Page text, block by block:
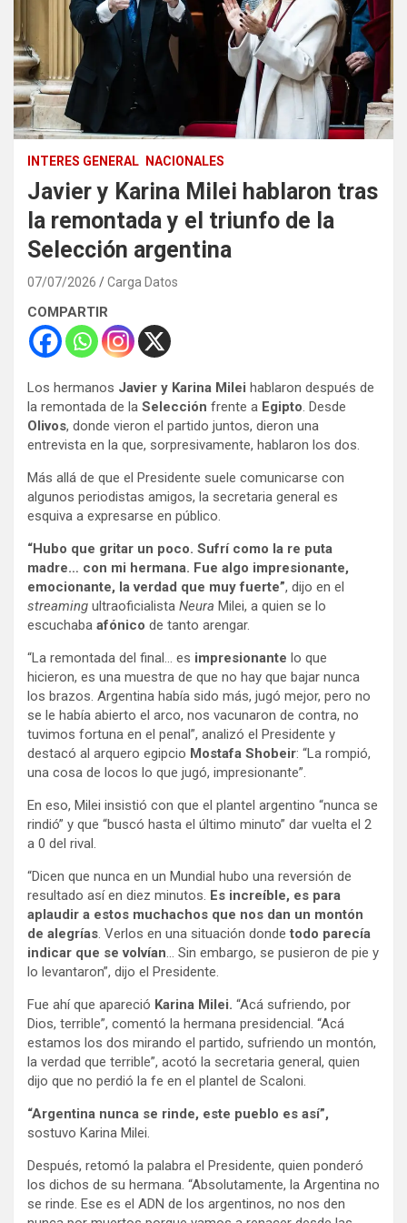
INTERES GENERAL NACIONALES
Javier y Karina Milei hablaron tras
la remontada y el triunfo de la
Selección argentina
07/07/2026 Carga Datos
COMPARTIR
Los hermanos Javier y Karina Milei hablaron después de
la remontada de la Selección frente a Egipto . Desde
Olivos, donde vieron el partido juntos, dieron una
entrevista en la que, sorpresivamente, hablaron los dos.
Más allá de que el Presidente suele comunicarse con
algunos periodistas amigos, la secretaria general es
esquiva a expresarse en público.
“Hubo que gritar un poco. Sufrí como la re puta
madre… con mi hermana. Fue algo impresionante,
emocionante, la verdad que muy fuerte”, dijo en el
streaming ultraoficialista Neura Milei, a quien se lo
escuchaba afónico de tanto arengar.
“La remontada del final… es impresionante lo que
hicieron, es una muestra de que no hay que bajar nunca
los brazos. Argentina había sido más, jugó mejor, pero no
se le había abierto el arco, nos vacunaron de contra, no
tuvimos fortuna en el penal”, analizó el Presidente y
destacó al arquero egipcio Mostafa Shobeir: “La rompió,
una cosa de locos lo que jugó, impresionante”.
En eso, Milei insistió con que el plantel argentino “nunca se
rindió” y que “buscó hasta el último minuto” dar vuelta el 2
a 0 del rival.
“Dicen que nunca en un Mundial hubo una reversión de
resultado así en diez minutos. Es increíble, es para
aplaudir a estos muchachos que nos dan un montón
de alegrías . Verlos en una situación donde todo parecía
indicar que se volvían … Sin embargo, se pusieron de pie y
lo levantaron”, dijo el Presidente.
Fue ahí que apareció Karina Milei. “Acá sufriendo, por
Dios, terrible”, comentó la hermana presidencial. “Acá
estamos los dos mirando el partido, sufriendo un montón,
la verdad que terrible”, acotó la secretaria general, quien
dijo que no perdió la fe en el plantel de Scaloni.
“Argentina nunca se rinde, este pueblo es así”,
sostuvo Karina Milei.
Después, retomó la palabra el Presidente, quien ponderó
los dichos de su hermana. “Absolutamente, la Argentina no
se rinde. Ese es el ADN de los argentinos, no nos den